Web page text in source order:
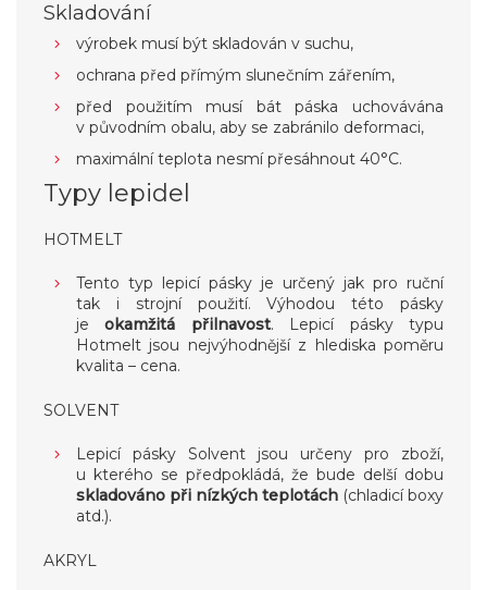
Skladování
výrobek musí být skladován v suchu,
ochrana před přímým slunečním zářením,
před použitím musí bát páska uchovávána
v původním obalu, aby se zabránilo deformaci,
maximální teplota nesmí přesáhnout 40°C.
Typy lepidel
HOTMELT
Tento typ lepicí pásky je určený jak pro ruční
tak i strojní použití. Výhodou této pásky
jeokamžitá přilnavost. Lepicí pásky typu
Hotmelt jsou nejvýhodnější z hlediska poměru
kvalita – cena.
SOLVENT
Lepicí pásky Solvent jsou určeny pro zboží,
u kterého se předpokládá, že bude delší dobu
skladováno při nízkých teplotách (chladicí boxy
atd.).
AKRYL